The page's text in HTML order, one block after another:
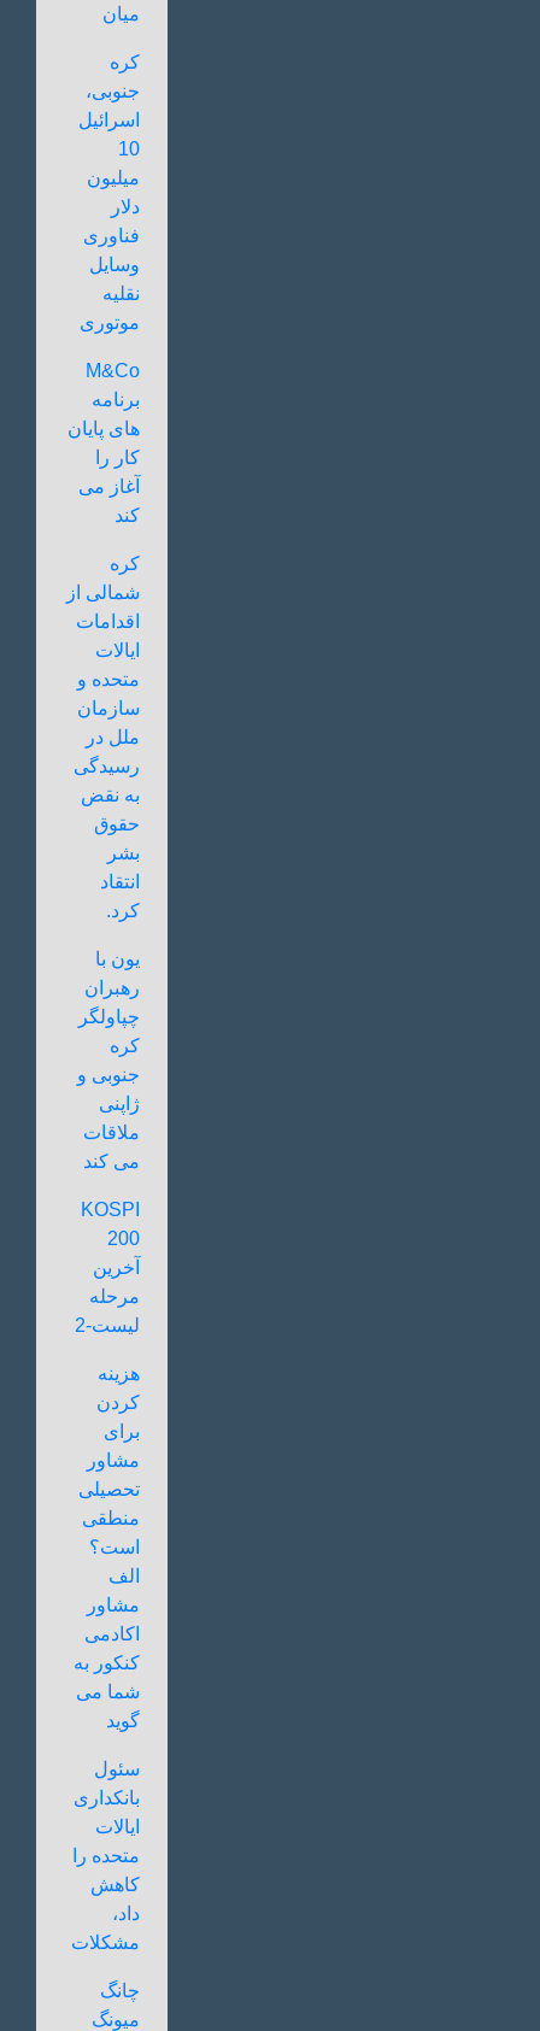
میان
کره
جنوبی،
اسرائیل
10
میلیون
دلار
فناوری
وسایل
نقلیه
موتوری
M&Co
برنامه
های پایان
کار را
آغاز می
کند
کره
شمالی از
اقدامات
ایالات
متحده و
سازمان
ملل در
رسیدگی
به نقض
حقوق
بشر
انتقاد
کرد.
یون با
رهبران
چپاولگر
کره
جنوبی و
ژاپنی
ملاقات
می کند
KOSPI
200
آخرین
مرحله
لیست-2
هزینه
کردن
برای
مشاور
تحصیلی
منطقی
است؟
الف
مشاور
اکادمی
کنکور به
شما می
گوید
سئول
بانکداری
ایالات
متحده را
کاهش
داد،
مشکلات
چانگ
میونگ